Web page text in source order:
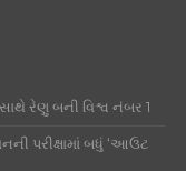
રેણુ બની વિશ્વ નંબર 1
પરીક્ષામાં બધું ‘આઉટ